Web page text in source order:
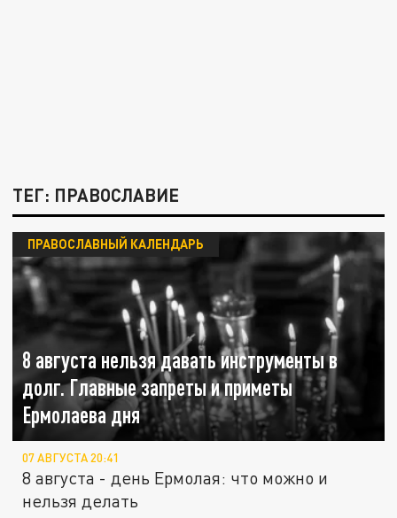
ТЕГ: ПРАВОСЛАВИЕ
8 августа нельзя давать инструменты в
долг. Главные запреты и приметы
Ермолаева дня
ПРАВОСЛАВНЫЙ КАЛЕНДАРЬ
07 АВГУСТА 20:41
8 августа - день Ермолая: что можно и
нельзя делать